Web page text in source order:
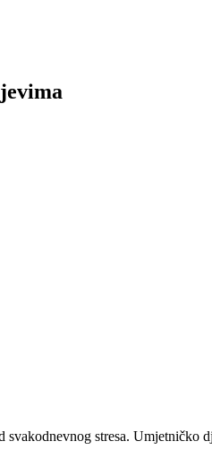
stresa. Umjetničko